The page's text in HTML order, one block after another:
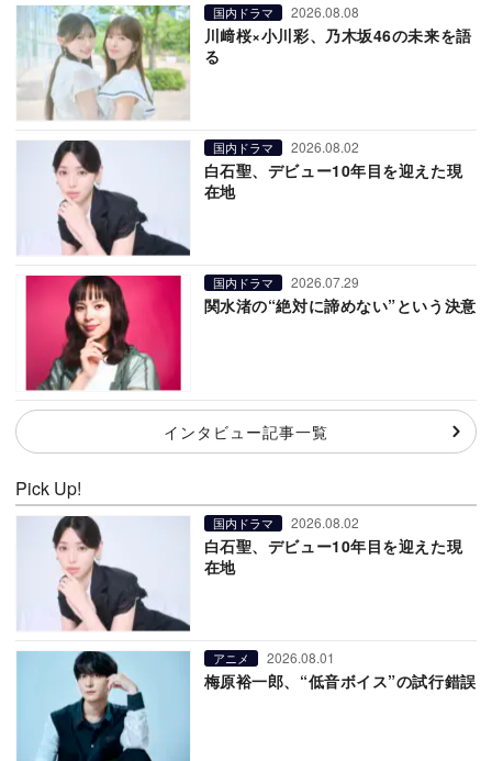
国内ドラマ 2026.08.08
川﨑桜×小川彩、乃木坂46の未来を語
る
国内ドラマ 2026.08.02
白石聖、デビュー10年目を迎えた現
在地
国内ドラマ 2026.07.29
関水渚の“絶対に諦めない”という決意
インタビュー記事一覧
Pick Up!
国内ドラマ 2026.08.02
白石聖、デビュー10年目を迎えた現
在地
アニメ 2026.08.01
梅原裕一郎、“低音ボイス”の試行錯誤